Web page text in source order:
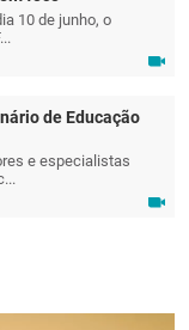
10 de junho, o
de Educação
e especialistas